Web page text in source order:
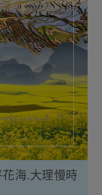
海.大理慢時